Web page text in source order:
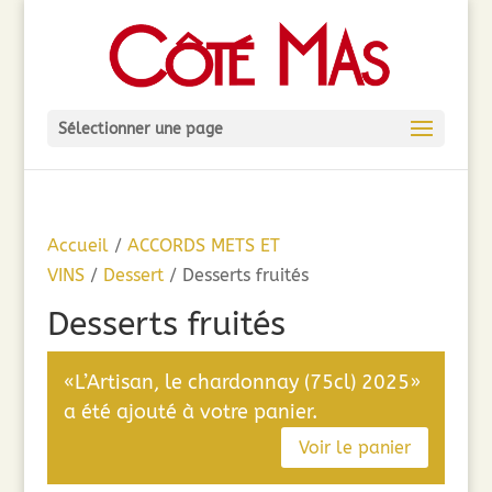
Sélectionner une page
Accueil/ ACCORDS METS ET
VINS/ Dessert/ Desserts fruités
Desserts fruités
«L’Artisan, le chardonnay (75cl) 2025»
a été ajouté à votre panier.
Voir le panier